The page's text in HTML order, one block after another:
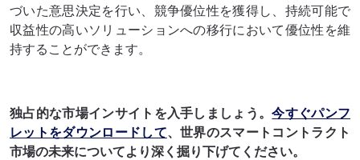
づいた意思決定を行い、競争優位性を獲得し、持続可能で
収益性の高いソリューションへの移行において優位性を維
持することができます。
独占的な市場インサイトを入手しましょう。今すぐパンフ
レットをダウンロードして、世界のスマートコントラクト
市場の未来についてより深く掘り下げてください。